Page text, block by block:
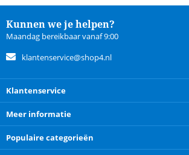
Kunnen we je helpen?
Maandag bereikbaar vanaf 9:00
klantenservice@shop4.nl
Klantenservice
Meer informatie
Populaire categorieën